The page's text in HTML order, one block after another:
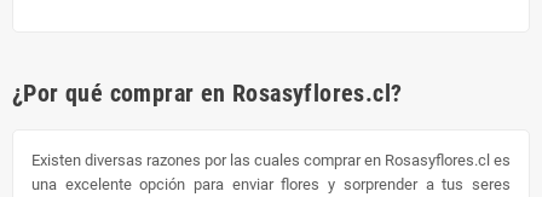
¿Por qué comprar en Rosasyflores.cl?
Existen diversas razones por las cuales comprar en Rosasyflores.cl es
una excelente opción para enviar flores y sorprender a tus seres